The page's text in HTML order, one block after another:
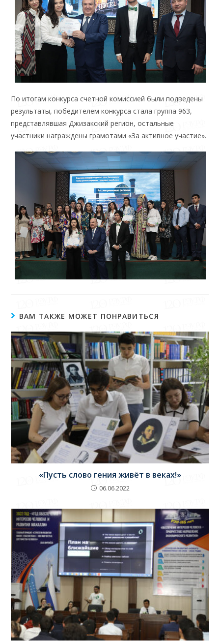
По итогам конкурса счетной комиссией были подведены
результаты, победителем конкурса стала группа 963,
представлявшая Джизакский регион, остальные
участники награждены грамотами «За активное участие».
ВАМ ТАКЖЕ МОЖЕТ ПОНРАВИТЬСЯ
«Пусть слово гения живёт в веках!»
06.06.2022